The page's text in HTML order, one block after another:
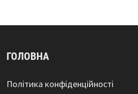
ГОЛОВНА
Політика конфіденційності